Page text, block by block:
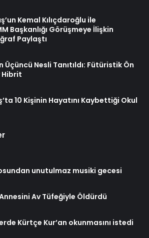
Kemal Kılıçdaroğlu ile
Başkanlığı Görüşmeye İlişkin
Paylaştı
Üçüncü Nesli Tanıtıldı: Fütüristik Ön
Hibrit
10 Kişinin Hayatını Kaybettiği Okul
unutulmaz musiki gecesi
Av Tüfeğiyle Öldürdü
Kürtçe Kur’an okunmasını istedi